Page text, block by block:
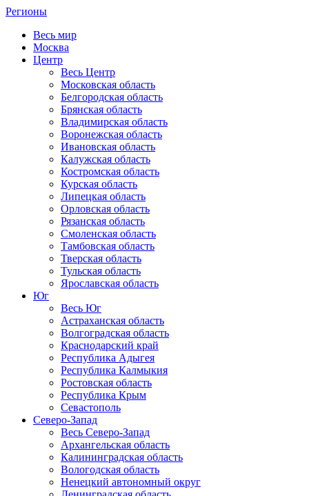
Регионы
Весь мир
Москва
Центр
Весь Центр
Московская область
Белгородская область
Брянская область
Владимирская область
Воронежская область
Ивановская область
Калужская область
Костромская область
Курская область
Липецкая область
Орловская область
Рязанская область
Смоленская область
Тамбовская область
Тверская область
Тульская область
Ярославская область
Юг
Весь Юг
Астраханская область
Волгоградская область
Краснодарский край
Республика Адыгея
Республика Калмыкия
Ростовская область
Республика Крым
Севастополь
Северо-Запад
Весь Северо-Запад
Архангельская область
Калининградская область
Вологодская область
Ненецкий автономный округ